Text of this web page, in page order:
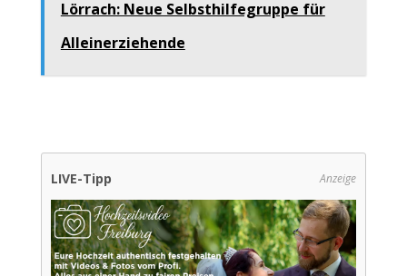
Lörrach: Neue Selbsthilfegruppe für
Alleinerziehende
LIVE-Tipp Anzeige